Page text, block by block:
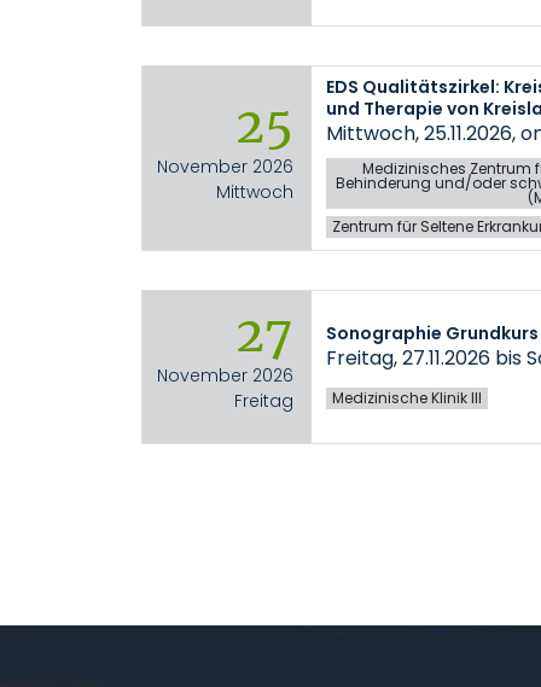
25
November 2026
Mittwoch
EDS Qualitätszirkel:
und Therapie von
Mittwoch, 25.11.2026,
Medizinisches Zentrum
Behinderung und/oder
Zentrum für Seltene
27
November 2026
Freitag
Sonographie Grundkurs
Freitag, 27.11.2026 bis
Medizinische Klinik III